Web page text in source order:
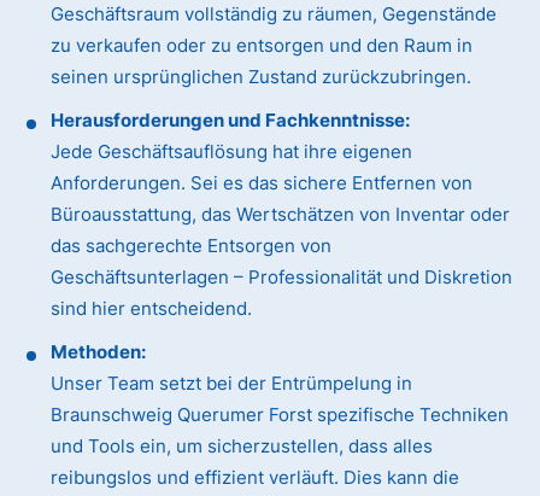
Geschäftsraum vollständig zu räumen, Gegenstände
zu verkaufen oder zu entsorgen und den Raum in
seinen ursprünglichen Zustand zurückzubringen.
Herausforderungen und Fachkenntnisse:
Jede Geschäftsauflösung hat ihre eigenen
Anforderungen. Sei es das sichere Entfernen von
Büroausstattung, das Wertschätzen von Inventar oder
das sachgerechte Entsorgen von
Geschäftsunterlagen – Professionalität und Diskretion
sind hier entscheidend.
Methoden:
Unser Team setzt bei der Entrümpelung in
Braunschweig Querumer Forst spezifische Techniken
und Tools ein, um sicherzustellen, dass alles
reibungslos und effizient verläuft. Dies kann die